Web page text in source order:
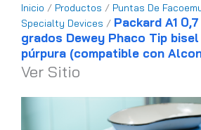
Inicio / Productos / Puntas De
Specialty Devices / Packard A1
grados Dewey Phaco Tip
púrpura (compatible con
Ver Sitio